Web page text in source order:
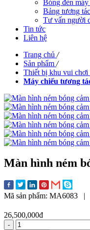
Bóng đèn máy
Bảng tương tác
Tư vấn người
Tin tức
Liên hệ
Trang chủ /
Sản phẩm /
Thiết bị khu vui chơi
Máy chiếu tương
Màn hình ném
Mã sản phẩm: MA6083 |
26,500,000đ
-